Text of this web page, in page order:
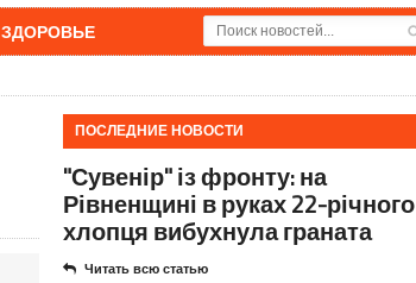
ЗДОРОВЬЕ
ПОСЛЕДНИЕ НОВОСТИ
"Сувенір" із фронту: на
Рівненщині в руках 22-річного
хлопця вибухнула граната
Читать всю статью